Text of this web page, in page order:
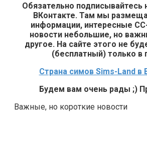
Обязательно подписывайтесь
ВКонтакте. Там мы
информации, интересные
новости небольшие, но
другое. На сайте этого не
(бесплатный) только в
Страна симов Sims-Land в
Будем вам очень рады ;)
Важные, но короткие новости